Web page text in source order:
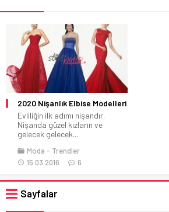
2020 Nişanlık Elbise Modelleri
Evliliğin ilk adımı nişandır.
Nişanda güzel kızların ve
gelecek gelecek...
Moda
Trendler
15.03.2016
6
Sayfalar